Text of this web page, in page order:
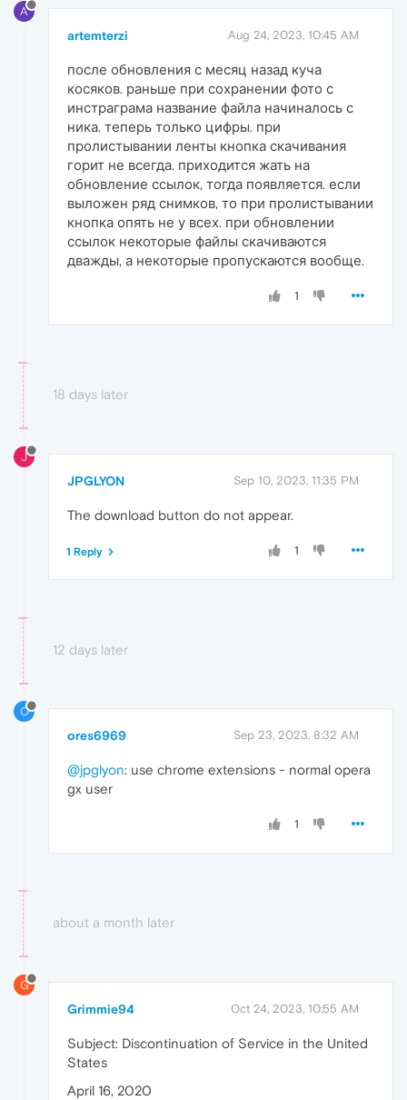
A
artemterzi Aug 24, 2023, 10:45 AM
после обновления с месяц назад куча
косяков. раньше при сохранении фото с
инстраграма название файла начиналось с
ника. теперь только цифры. при
пролистывании ленты кнопка скачивания
горит не всегда. приходится жать на
обновление ссылок, тогда появляется. если
выложен ряд снимков, то при пролистывании
кнопка опять не у всех. при обновлении
ссылок некоторые файлы скачиваются
дважды, а некоторые пропускаются вообще.
1
18 days later
J
JPGLYON Sep 10, 2023, 11:35 PM
The download button do not appear.
1
1 Reply
12 days later
O
ores6969 Sep 23, 2023, 8:32 AM
@jpglyon: use chrome extensions - normal opera
gx user
1
about a month later
G
Grimmie94 Oct 24, 2023, 10:55 AM
Subject: Discontinuation of Service in the United
States
April 16, 2020